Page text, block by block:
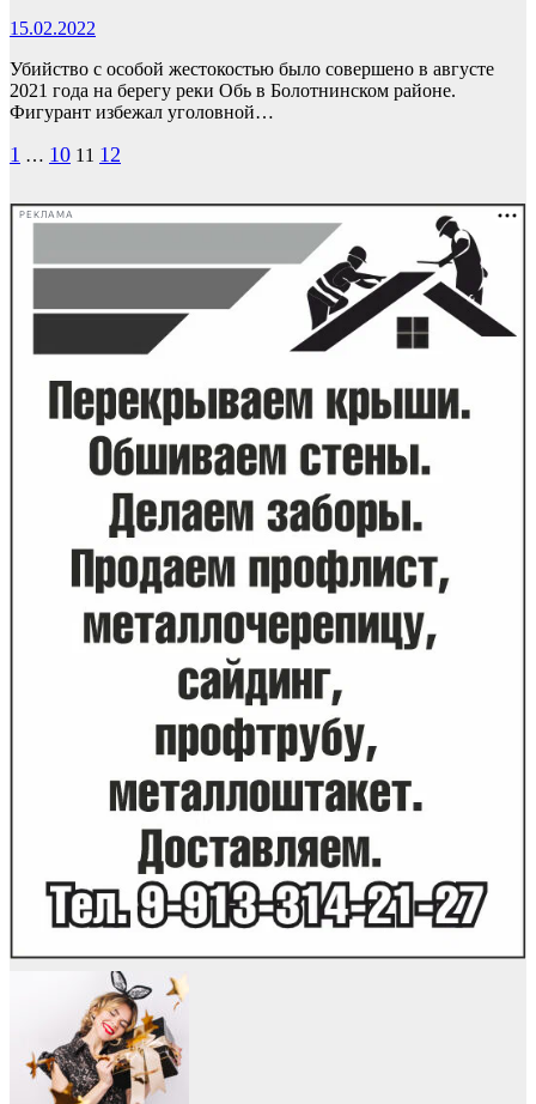
15.02.2022
Убийство с особой жестокостью было совершено в августе
2021 года на берегу реки Обь в Болотнинском районе.
Фигурант избежал уголовной…
Пагинация
1 … 10 11 12
РЕКЛАМА